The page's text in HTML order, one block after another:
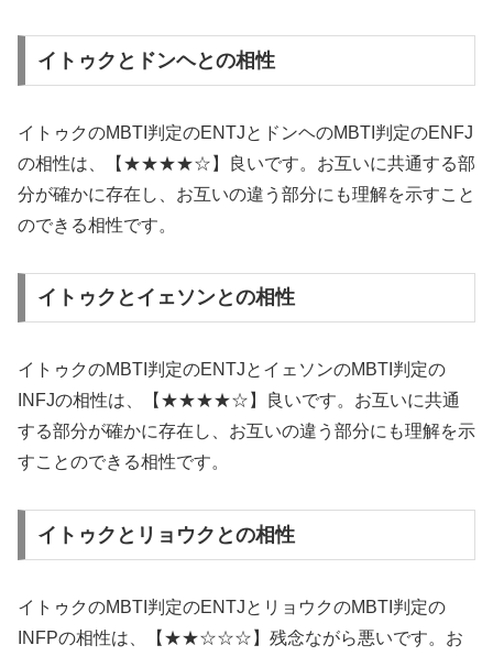
イトゥクとドンヘとの相性
イトゥクのMBTI判定のENTJとドンヘのMBTI判定のENFJ
の相性は、【★★★★☆】良いです。お互いに共通する部
分が確かに存在し、お互いの違う部分にも理解を示すこと
のできる相性です。
イトゥクとイェソンとの相性
イトゥクのMBTI判定のENTJとイェソンのMBTI判定の
INFJの相性は、【★★★★☆】良いです。お互いに共通
する部分が確かに存在し、お互いの違う部分にも理解を示
すことのできる相性です。
イトゥクとリョウクとの相性
イトゥクのMBTI判定のENTJとリョウクのMBTI判定の
INFPの相性は、【★★☆☆☆】残念ながら悪いです。お